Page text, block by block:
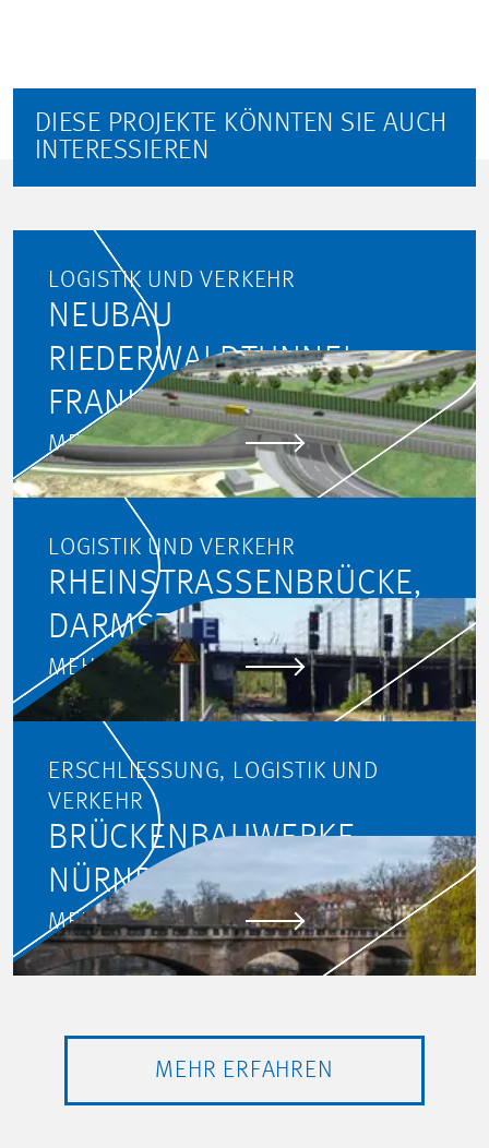
DIESE PROJEKTE KÖNNTEN SIE AUCH
INTERESSIEREN
LOGISTIK UND VERKEHR
NEUBAU
RIEDERWALDTUNNEL,
FRANKFURT
MEHR ERFAHREN
LOGISTIK UND VERKEHR
RHEINSTRASSENBRÜCKE, D
ARMSTADT
MEHR ERFAHREN
ERSCHLIESSUNG, LOGISTIK UND V
ERKEHR
BRÜCKENBAUWERKE,
NÜRNBERG
MEHR ERFAHREN
MEHR ERFAHREN